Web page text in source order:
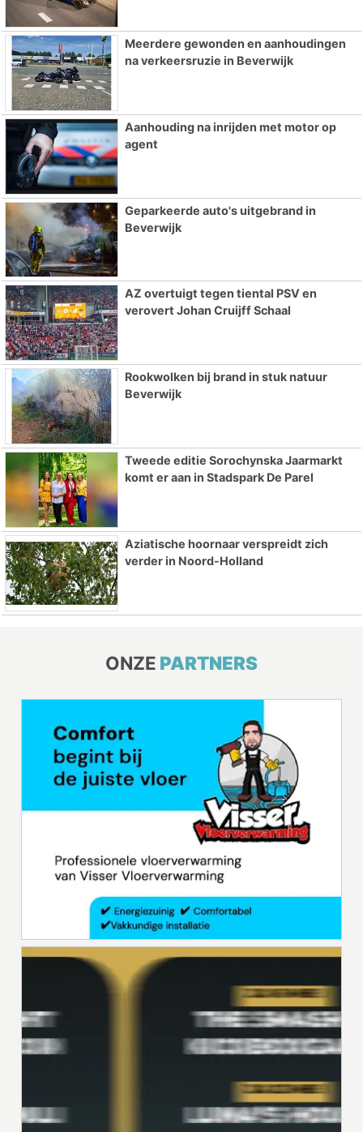
Meerdere gewonden en aanhoudingen
na verkeersruzie in Beverwijk
Aanhouding na inrijden met motor op
agent
Geparkeerde auto's uitgebrand in
Beverwijk
AZ overtuigt tegen tiental PSV en
verovert Johan Cruijff Schaal
Rookwolken bij brand in stuk natuur
Beverwijk
Tweede editie Sorochynska Jaarmarkt
komt er aan in Stadspark De Parel
Aziatische hoornaar verspreidt zich
verder in Noord-Holland
ONZE PARTNERS